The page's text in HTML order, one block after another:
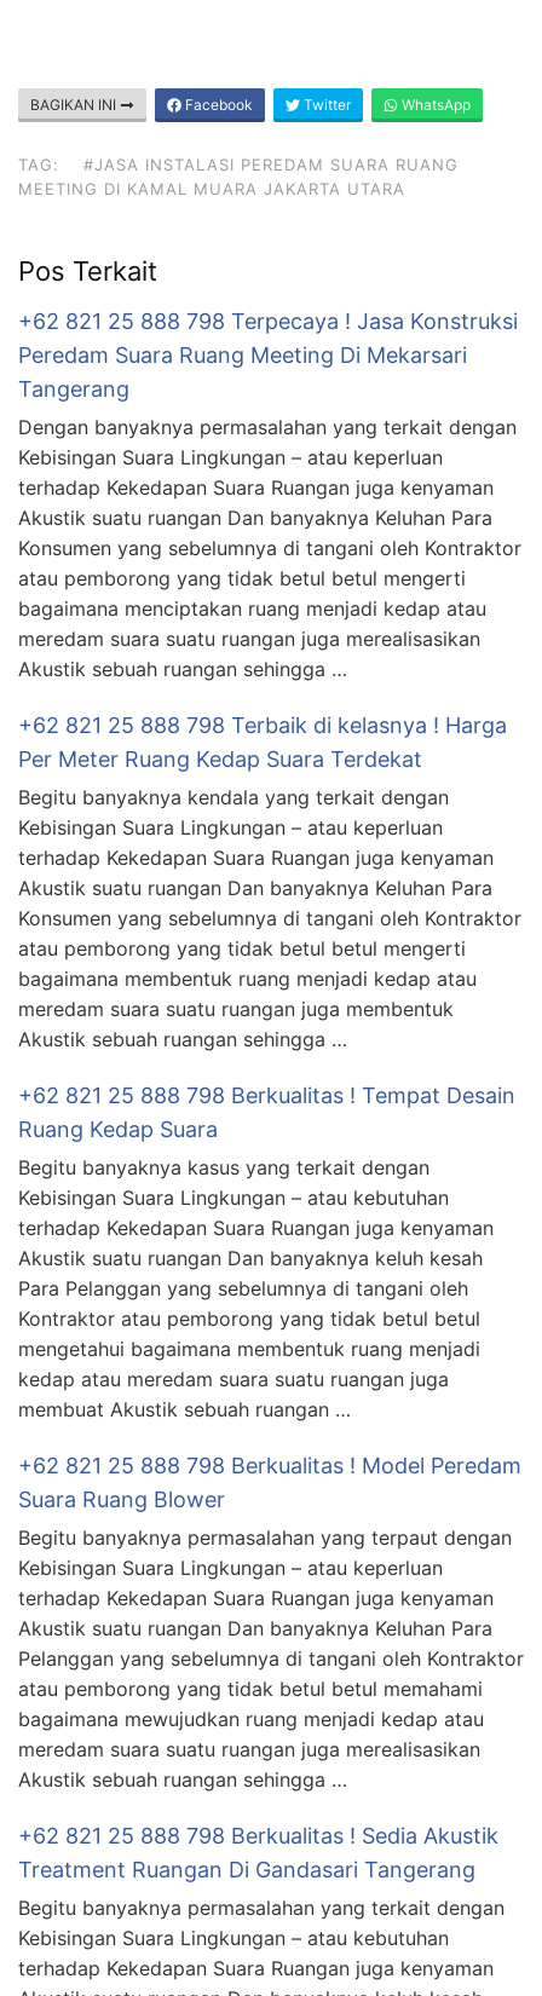
BAGIKAN INI Facebook Twitter WhatsApp
TAG:
#JASA INSTALASI PEREDAM SUARA RUANG
MEETING DI KAMAL MUARA JAKARTA UTARA
Pos Terkait
+62 821 25 888 798 Terpecaya ! Jasa Konstruksi
Peredam Suara Ruang Meeting Di Mekarsari
Tangerang
Dengan banyaknya permasalahan yang terkait dengan
Kebisingan Suara Lingkungan – atau keperluan
terhadap Kekedapan Suara Ruangan juga kenyaman
Akustik suatu ruangan Dan banyaknya Keluhan Para
Konsumen yang sebelumnya di tangani oleh Kontraktor
atau pemborong yang tidak betul betul mengerti
bagaimana menciptakan ruang menjadi kedap atau
meredam suara suatu ruangan juga merealisasikan
Akustik sebuah ruangan sehingga …
+62 821 25 888 798 Terbaik di kelasnya ! Harga
Per Meter Ruang Kedap Suara Terdekat
Begitu banyaknya kendala yang terkait dengan
Kebisingan Suara Lingkungan – atau keperluan
terhadap Kekedapan Suara Ruangan juga kenyaman
Akustik suatu ruangan Dan banyaknya Keluhan Para
Konsumen yang sebelumnya di tangani oleh Kontraktor
atau pemborong yang tidak betul betul mengerti
bagaimana membentuk ruang menjadi kedap atau
meredam suara suatu ruangan juga membentuk
Akustik sebuah ruangan sehingga …
+62 821 25 888 798 Berkualitas ! Tempat Desain
Ruang Kedap Suara
Begitu banyaknya kasus yang terkait dengan
Kebisingan Suara Lingkungan – atau kebutuhan
terhadap Kekedapan Suara Ruangan juga kenyaman
Akustik suatu ruangan Dan banyaknya keluh kesah
Para Pelanggan yang sebelumnya di tangani oleh
Kontraktor atau pemborong yang tidak betul betul
mengetahui bagaimana membentuk ruang menjadi
kedap atau meredam suara suatu ruangan juga
membuat Akustik sebuah ruangan …
+62 821 25 888 798 Berkualitas ! Model Peredam
Suara Ruang Blower
Begitu banyaknya permasalahan yang terpaut dengan
Kebisingan Suara Lingkungan – atau keperluan
terhadap Kekedapan Suara Ruangan juga kenyaman
Akustik suatu ruangan Dan banyaknya Keluhan Para
Pelanggan yang sebelumnya di tangani oleh Kontraktor
atau pemborong yang tidak betul betul memahami
bagaimana mewujudkan ruang menjadi kedap atau
meredam suara suatu ruangan juga merealisasikan
Akustik sebuah ruangan sehingga …
+62 821 25 888 798 Berkualitas ! Sedia Akustik
Treatment Ruangan Di Gandasari Tangerang
Begitu banyaknya permasalahan yang terkait dengan
Kebisingan Suara Lingkungan – atau kebutuhan
terhadap Kekedapan Suara Ruangan juga kenyaman